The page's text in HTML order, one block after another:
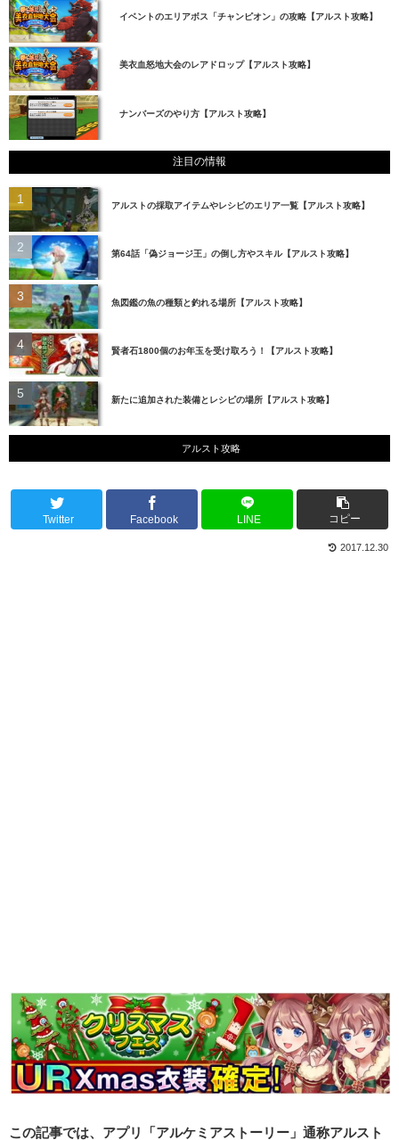
イベントのエリアボス「チャンピオン」の攻略【アルスト攻略】
美衣血怒地大会のレアドロップ【アルスト攻略】
ナンバーズのやり方【アルスト攻略】
注目の情報
アルストの採取アイテムやレシピのエリア一覧【アルスト攻略】
第64話「偽ジョージ王」の倒し方やスキル【アルスト攻略】
魚図鑑の魚の種類と釣れる場所【アルスト攻略】
賢者石1800個のお年玉を受け取ろう！【アルスト攻略】
新たに追加された装備とレシピの場所【アルスト攻略】
アルスト攻略
Twitter Facebook LINE コピー
2017.12.30
この記事では、アプリ「アルケミアストーリー」通称アルスト